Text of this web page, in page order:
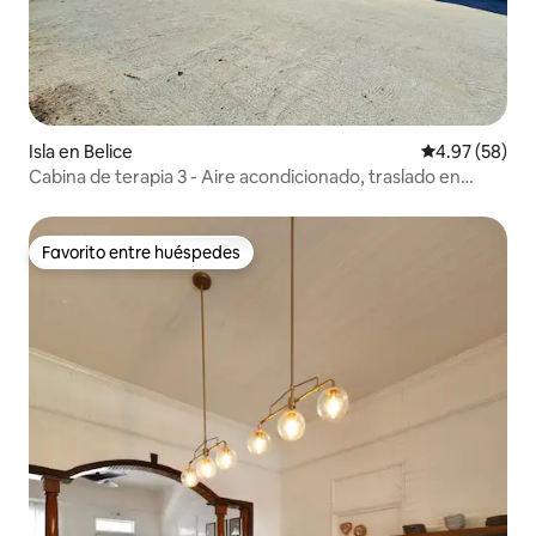
Isla en Belice Calificación
4.97 (58)
Cabina de terapia 3 - Aire acondicionado, traslado en
Favorito entre huéspedes
Favorito entre huéspedes